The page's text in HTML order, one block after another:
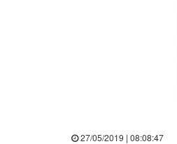
27/05/2019 | 08:08:47